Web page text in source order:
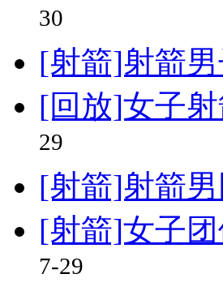
30
[射箭]射箭
[回放]女子
29
[射箭]射箭
[射箭]女子
7-29